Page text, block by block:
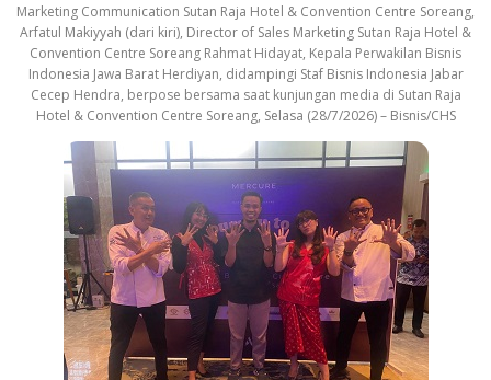
Marketing Communication Sutan Raja Hotel & Convention Centre Soreang,
Arfatul Makiyyah (dari kiri), Director of Sales Marketing Sutan Raja Hotel &
Convention Centre Soreang Rahmat Hidayat, Kepala Perwakilan Bisnis
Indonesia Jawa Barat Herdiyan, didampingi Staf Bisnis Indonesia Jabar
Cecep Hendra, berpose bersama saat kunjungan media di Sutan Raja
Hotel & Convention Centre Soreang, Selasa (28/7/2026) – Bisnis/CHS